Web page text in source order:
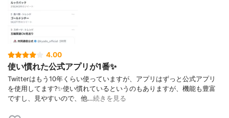
4.00
使い慣れた公式アプリが1番✨
Twitterはもう10年くらい使っていますが、アプリはずっと公式アプリ
を使用してます?✨使い慣れているというのもありますが、機能も豊富
ですし、見やすいので、他…続きを見る